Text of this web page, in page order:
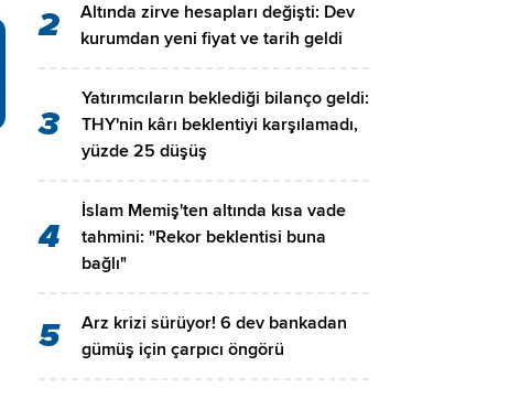
2
Altında zirve hesapları değişti: Dev
kurumdan yeni fiyat ve tarih geldi
3
Yatırımcıların beklediği bilanço geldi:
THY'nin kârı beklentiyi karşılamadı,
yüzde 25 düşüş
4
İslam Memiş'ten altında kısa vade
tahmini: "Rekor beklentisi buna
bağlı"
5
Arz krizi sürüyor! 6 dev bankadan
gümüş için çarpıcı öngörü